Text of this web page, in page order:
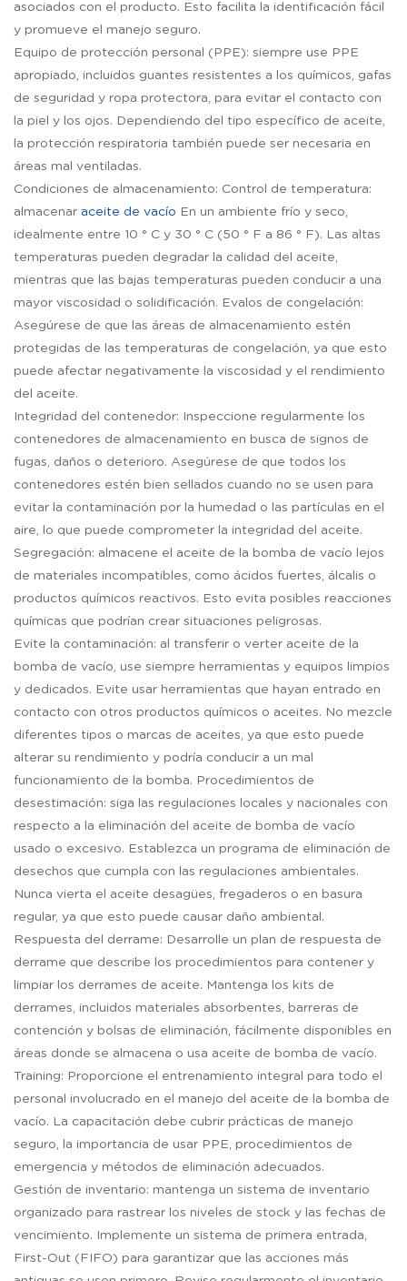
asociados con el producto. Esto facilita la identificación fácil
y promueve el manejo seguro.
Equipo de protección personal (PPE): siempre use PPE
apropiado, incluidos guantes resistentes a los químicos, gafas
de seguridad y ropa protectora, para evitar el contacto con
la piel y los ojos. Dependiendo del tipo específico de aceite,
la protección respiratoria también puede ser necesaria en
áreas mal ventiladas.
Condiciones de almacenamiento: Control de temperatura:
almacenar aceite de vacío En un ambiente frío y seco,
idealmente entre 10 ° C y 30 ° C (50 ° F a 86 ° F). Las altas
temperaturas pueden degradar la calidad del aceite,
mientras que las bajas temperaturas pueden conducir a una
mayor viscosidad o solidificación. Evalos de congelación:
Asegúrese de que las áreas de almacenamiento estén
protegidas de las temperaturas de congelación, ya que esto
puede afectar negativamente la viscosidad y el rendimiento
del aceite.
Integridad del contenedor: Inspeccione regularmente los
contenedores de almacenamiento en busca de signos de
fugas, daños o deterioro. Asegúrese de que todos los
contenedores estén bien sellados cuando no se usen para
evitar la contaminación por la humedad o las partículas en el
aire, lo que puede comprometer la integridad del aceite.
Segregación: almacene el aceite de la bomba de vacío lejos
de materiales incompatibles, como ácidos fuertes, álcalis o
productos químicos reactivos. Esto evita posibles reacciones
químicas que podrían crear situaciones peligrosas.
Evite la contaminación: al transferir o verter aceite de la
bomba de vacío, use siempre herramientas y equipos limpios
y dedicados. Evite usar herramientas que hayan entrado en
contacto con otros productos químicos o aceites. No mezcle
diferentes tipos o marcas de aceites, ya que esto puede
alterar su rendimiento y podría conducir a un mal
funcionamiento de la bomba. Procedimientos de
desestimación: siga las regulaciones locales y nacionales con
respecto a la eliminación del aceite de bomba de vacío
usado o excesivo. Establezca un programa de eliminación de
desechos que cumpla con las regulaciones ambientales.
Nunca vierta el aceite desagües, fregaderos o en basura
regular, ya que esto puede causar daño ambiental.
Respuesta del derrame: Desarrolle un plan de respuesta de
derrame que describe los procedimientos para contener y
limpiar los derrames de aceite. Mantenga los kits de
derrames, incluidos materiales absorbentes, barreras de
contención y bolsas de eliminación, fácilmente disponibles en
áreas donde se almacena o usa aceite de bomba de vacío.
Training: Proporcione el entrenamiento integral para todo el
personal involucrado en el manejo del aceite de la bomba de
vacío. La capacitación debe cubrir prácticas de manejo
seguro, la importancia de usar PPE, procedimientos de
emergencia y métodos de eliminación adecuados.
Gestión de inventario: mantenga un sistema de inventario
organizado para rastrear los niveles de stock y las fechas de
vencimiento. Implemente un sistema de primera entrada,
First-Out (FIFO) para garantizar que las acciones más